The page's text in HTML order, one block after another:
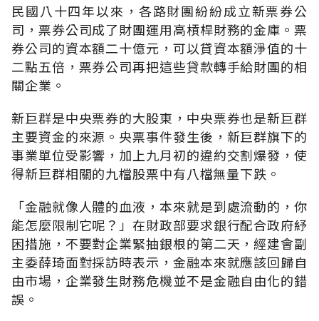
民國八十四年以來，各路財團紛紛成立新票券公
司，票券公司成了財團運用高槓桿財務的金庫。票
券公司的資本額二十億元，可以貸資本額淨值的十
二點五倍，票券公司再把這些貸款轉手給財團的相
關企業。
新巨群是中央票券的大股東，中央票券也是新巨群
主要資金的來源。央票事件發生後，新巨群旗下的
事業單位受影響，加上九月初的違約交割爆發，使
得新巨群相關的九檔股票中有八檔無量下跌。
「金融就像人體的血液，本來就是到處流動的，你
能怎麼限制它呢？」在財政部要求銀行配合政府紓
困措施，不要對企業緊抽銀根的第二天，經建會副
主委薛琦面對採訪時表示，金融本來就應該回歸自
由市場，企業發生財務危機並不是金融自由化的錯
誤。